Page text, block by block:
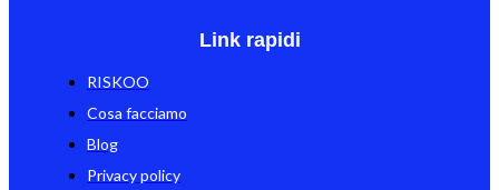
Link rapidi
RISKOO
Cosa facciamo
Blog
Privacy policy